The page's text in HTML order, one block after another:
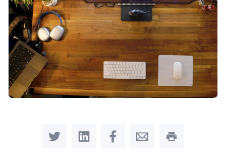
Share on TwitterShare on LinkedIn
Share on Facebook
Share by Email
Print this